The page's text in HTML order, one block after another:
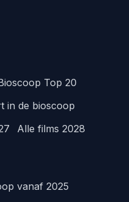
Top 20
in de bioscoop
Alle films 2028
vanaf 2025